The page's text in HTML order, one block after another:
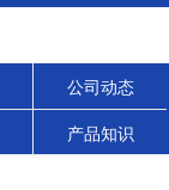
公司动态
产品知识